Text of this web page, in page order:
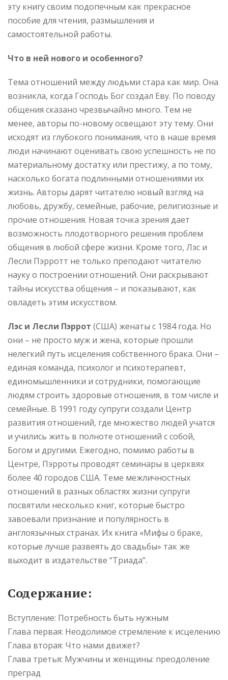
эту книгу своим подопечным как прекрасное
пособие для чтения, размышления и
самостоятельной работы.
Что в ней нового и особенного?
Тема отношений между людьми стара как мир. Она
возникла, когда Господь Бог создал Еву. По поводу
общения сказано чрезвычайно много. Тем не
менее, авторы по-новому освещают эту тему. Они
исходят из глубокого понимания, что в наше время
люди начинают оценивать свою успешность не по
материальному достатку или престижу, а по тому,
насколько богата подлинными отношениями их
жизнь. Авторы дарят читателю новый взгляд на
любовь, дружбу, семейные, рабочие, религиозные и
прочие отношения. Новая точка зрения дает
возможность плодотворного решения проблем
общения в любой сфере жизни. Кроме того, Лэс и
Лесли Пэрротт не только преподают читателю
науку о построении отношений. Они раскрывают
тайны искусства общения – и показывают, как
овладеть этим искусством.
Лэс и Лесли Пэррот (США) женаты с 1984 года. Но
они – не просто муж и жена, которые прошли
нелегкий путь исцеления собственного брака. Они –
единая команда, психолог и психотерапевт,
единомышленники и сотрудники, помогающие
людям строить здоровые отношения, в том числе и
семейные. В 1991 году супруги создали Центр
развития отношений, где множество людей учатся
и учились жить в полноте отношений с собой,
Богом и другими. Ежегодно, помимо работы в
Центре, Пэрроты проводят семинары в церквях
более 40 городов США. Теме межличностных
отношений в разных областях жизни супруги
посвятили несколько книг, которые быстро
завоевали признание и популярность в
англоязычных странах. Их книга «Мифы о браке,
которые лучше развеять до свадьбы» так же
выходит в издательстве “Триада”.
Содержание:
Вступление: Потребность быть нужным
Глава первая: Неодолимое стремление к исцелению
Глава вторая: Что нами движет?
Глава третья: Мужчины и женщины: преодоление
преград